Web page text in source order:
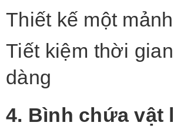
Thiết kế một
Tiết kiệm thời
dàng
4. Bình chứa vật